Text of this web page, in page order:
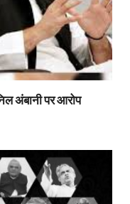
अंबानी पर आरोप